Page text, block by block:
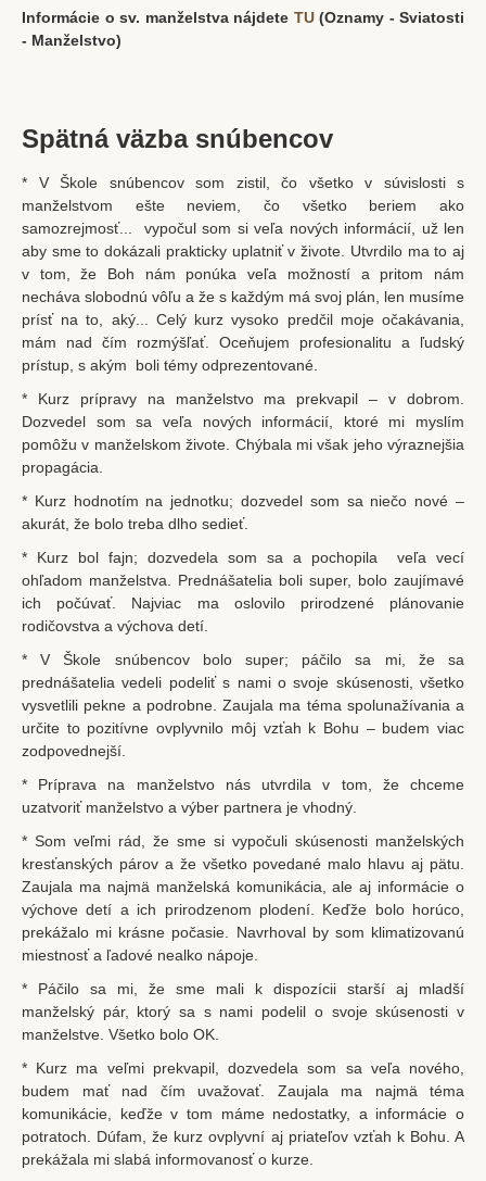
Nedeľné oznamy
Škapuliar – farský infolist
Sviatosti
Krst
Birmovanie
Eucharistia
Pokánie
Pomazanie chorých
Posvätný stav
Manželstvo
Katolícky pohreb
Kontakt
Informácie o sv. manželstva nájdete TU(Oznamy - Sviatosti
- Manželstvo)
Spätná väzba snúbencov
* V Škole snúbencov som zistil, čo všetko v súvislosti s
manželstvom ešte neviem, čo všetko beriem ako
samozrejmosť... vypočul som si veľa nových informácií, už len
aby sme to dokázali prakticky uplatniť v živote. Utvrdilo ma to aj
v tom, že Boh nám ponúka veľa možností a pritom nám
necháva slobodnú vôľu a že s každým má svoj plán, len musíme
prísť na to, aký... Celý kurz vysoko predčil moje očakávania,
mám nad čím rozmýšľať. Oceňujem profesionalitu a ľudský
prístup, s akým boli témy odprezentované.
* Kurz prípravy na manželstvo ma prekvapil – v dobrom.
Dozvedel som sa veľa nových informácií, ktoré mi myslím
pomôžu v manželskom živote. Chýbala mi však jeho výraznejšia
propagácia.
* Kurz hodnotím na jednotku; dozvedel som sa niečo nové –
akurát, že bolo treba dlho sedieť.
* Kurz bol fajn; dozvedela som sa a pochopila veľa vecí
ohľadom manželstva. Prednášatelia boli super, bolo zaujímavé
ich počúvať. Najviac ma oslovilo prirodzené plánovanie
rodičovstva a výchova detí.
* V Škole snúbencov bolo super; páčilo sa mi, že sa
prednášatelia vedeli podeliť s nami o svoje skúsenosti, všetko
vysvetlili pekne a podrobne. Zaujala ma téma spolunažívania a
určite to pozitívne ovplyvnilo môj vzťah k Bohu – budem viac
zodpovednejší.
* Príprava na manželstvo nás utvrdila v tom, že chceme
uzatvoriť manželstvo a výber partnera je vhodný.
* Som veľmi rád, že sme si vypočuli skúsenosti manželských
kresťanských párov a že všetko povedané malo hlavu aj pätu.
Zaujala ma najmä manželská komunikácia, ale aj informácie o
výchove detí a ich prirodzenom plodení. Keďže bolo horúco,
prekážalo mi krásne počasie. Navrhoval by som klimatizovanú
miestnosť a ľadové nealko nápoje.
* Páčilo sa mi, že sme mali k dispozícii starší aj mladší
manželský pár, ktorý sa s nami podelil o svoje skúsenosti v
manželstve. Všetko bolo OK.
* Kurz ma veľmi prekvapil, dozvedela som sa veľa nového,
budem mať nad čím uvažovať. Zaujala ma najmä téma
komunikácie, keďže v tom máme nedostatky, a informácie o
potratoch. Dúfam, že kurz ovplyvní aj priateľov vzťah k Bohu. A
prekážala mi slabá informovanosť o kurze.